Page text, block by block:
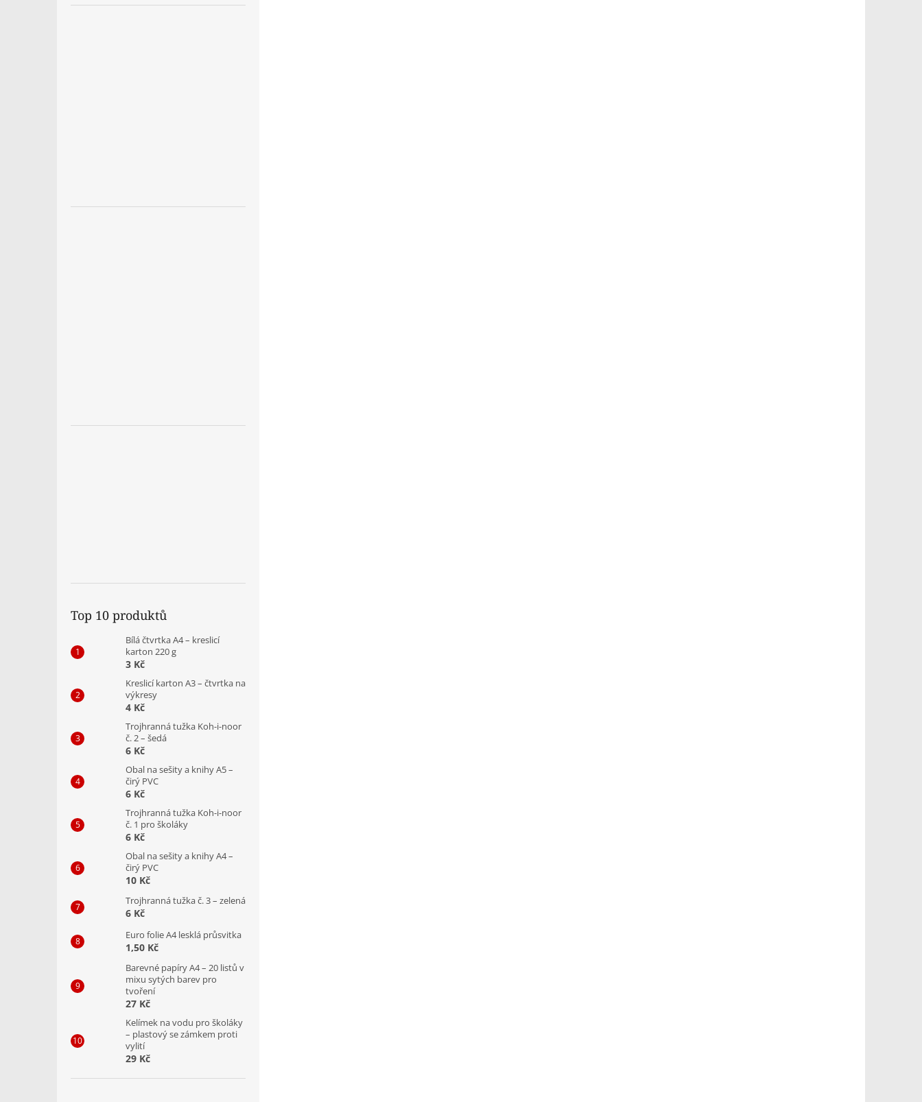
Top 10 produktů
Bílá čtvrtka A4 – kreslicí
karton 220 g
3 Kč
Kreslicí karton A3 – čtvrtka na
výkresy
4 Kč
Trojhranná tužka Koh-i-noor
č. 2 – šedá
6 Kč
Obal na sešity a knihy A5 –
čirý PVC
6 Kč
Trojhranná tužka Koh-i-noor
č. 1 pro školáky
6 Kč
Obal na sešity a knihy A4 –
čirý PVC
10 Kč
Trojhranná tužka č. 3 – zelená
6 Kč
Euro folie A4 lesklá průsvitka
1,50 Kč
Barevné papíry A4 – 20 listů v
mixu sytých barev pro
tvoření
27 Kč
Kelímek na vodu pro školáky
– plastový se zámkem proti
vylití
29 Kč